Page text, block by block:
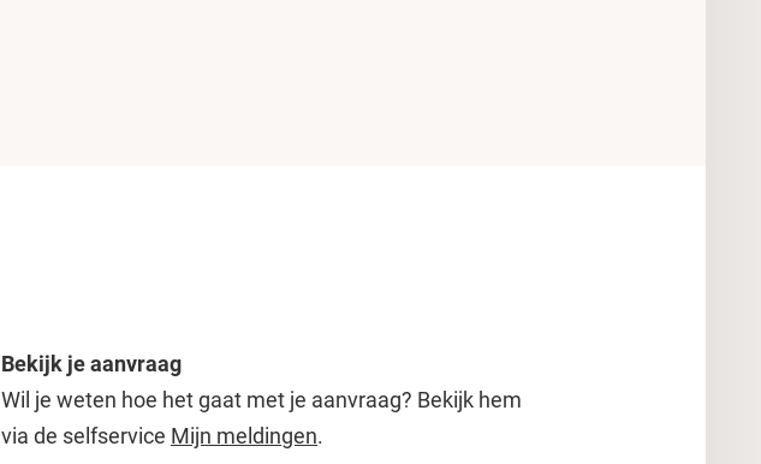
Bekijk je aanvraag
Wil je weten hoe het gaat met je aanvraag? Bekijk hem
via de selfservice Mijn meldingen.